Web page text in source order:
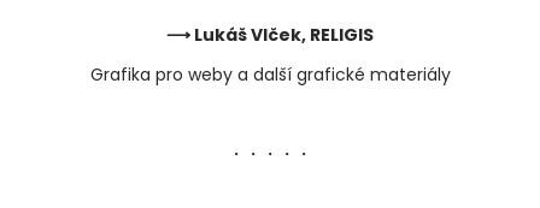
⟶ Lukáš Vlček, RELIGIS
Grafika pro weby a další grafické materiály
・・・・・